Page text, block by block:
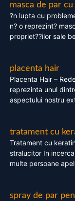
masca de par
?n lupta cu
n? o reprezint?
propriet??ilor sale
placenta hair
Placenta Hair –
reprezinta unul
aspectului nostru
tratament cu
Tratament cu
stralucitor In
multe persoane
spray de par